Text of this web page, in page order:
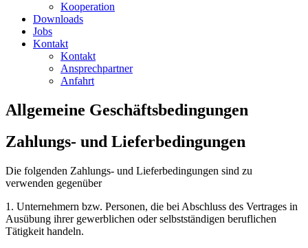
Kooperation
Downloads
Jobs
Kontakt
Kontakt
Ansprechpartner
Anfahrt
Allgemeine Geschäftsbedingungen
Zahlungs- und Lieferbedingungen
Die folgenden Zahlungs- und Lieferbedingungen sind zu
verwenden gegenüber
1. Unternehmern bzw. Personen, die bei Abschluss des Vertrages in
Ausübung ihrer gewerblichen oder selbstständigen beruflichen
Tätigkeit handeln.